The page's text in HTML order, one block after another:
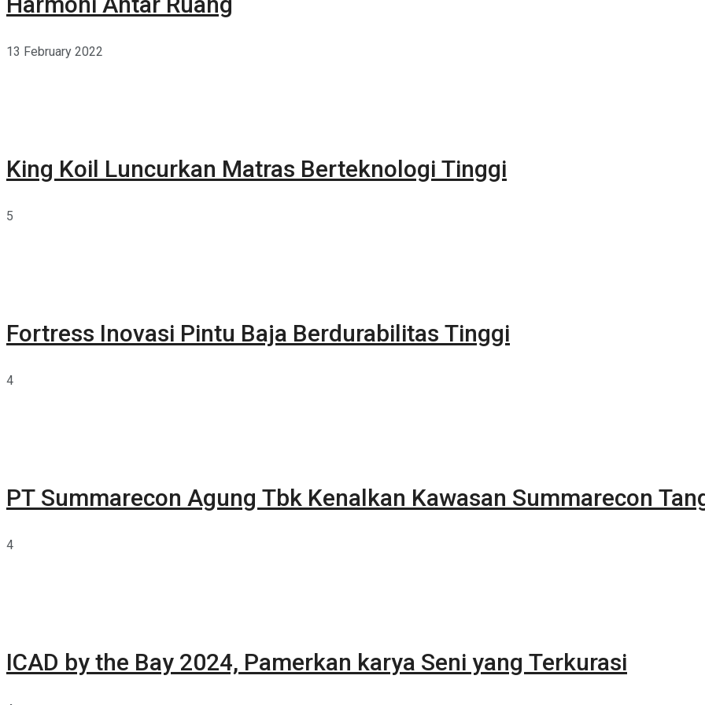
13 February 2022
King Koil Luncurkan Matras Berteknologi Tinggi
5
Fortress Inovasi Pintu Baja Berdurabilitas Tinggi
4
PT Summarecon Agung Tbk Kenalkan Kawasan Summarecon
4
ICAD by the Bay 2024, Pamerkan karya Seni yang Terkurasi